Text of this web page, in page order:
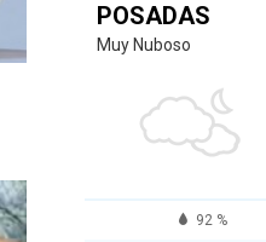
POSADAS
Muy Nuboso
92 %